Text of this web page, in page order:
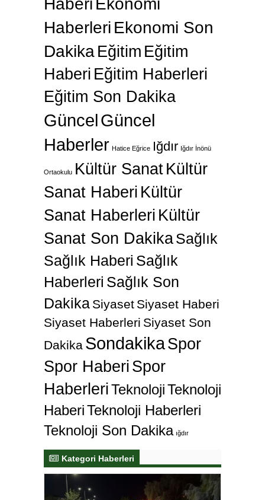
Haberleri Ekonomi Son
Dakika Eğitim Eğitim
Haberi Eğitim Haberleri
Eğitim Son Dakika
GüncelGüncel
Haberler Hatice Eğrice Iğdır Iğdır İnönü
Ortaokulu Kültür SanatKültür
Sanat Haberi Kültür
Sanat Haberleri Kültür
Sanat Son DakikaSağlık
Sağlık Haberi Sağlık
Haberleri Sağlık Son
Dakika Siyaset Siyaset Haberi
Siyaset Haberleri Siyaset Son
Dakika SondakikaSpor
Spor Haberi Spor
HaberleriTeknolojiTeknoloji
HaberiTeknoloji Haberleri
Teknoloji Son Dakika ığdır
Kategori Haberleri